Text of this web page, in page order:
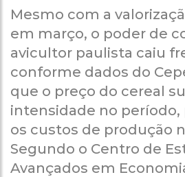
Mesmo com a
em março, o poder de
avicultor paulista caiu
conforme dados do
que o preço do cereal
intensidade no período,
os custos de produção
Segundo o Centro de
Avançados em